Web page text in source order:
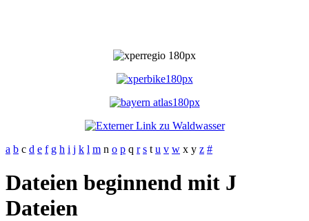
a b c d e f g h i j k l m n o p q r s t u v w x y z #
Dateien beginnend mit J
Dateien